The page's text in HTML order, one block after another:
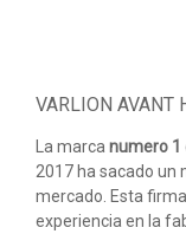
PELOTAS PADEL
ROPA
OUTLET PADEL
VARLION AVANT
La marca numero 1
2017 ha sacado un
mercado. Esta
experiencia en la